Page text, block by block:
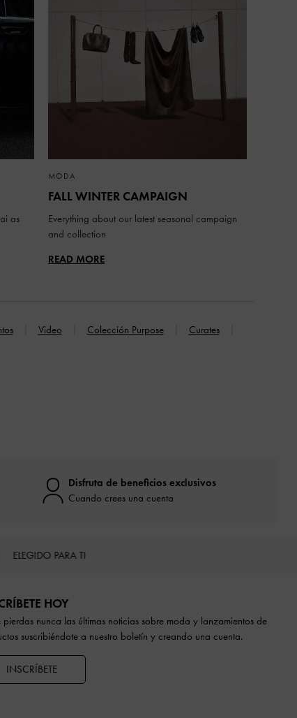
as
MODA
FALL WINTER CAMPAIGN
Everything about our latest seasonal campaign
and collection
READ MORE
Video Colección Purpose
Curates
Disfruta de beneficios exclusivos
Cuando crees una cuenta
ELEGIDO PARA TI
HOY
pierdas nunca las últimas noticias sobre moda y lanzamientos de
suscribiéndote a nuestro boletín y creando una cuenta.
INSCRÍBETE